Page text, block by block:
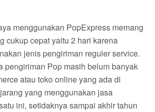
menggunakan PopExpress memang
cukup cepat yaitu 2 hari karena
jenis pengiriman reguler service.
pengiriman Pop masih belum banyak
atau toko online yang ada di
yang menggunakan jasa
ini, setidaknya sampai akhir tahun